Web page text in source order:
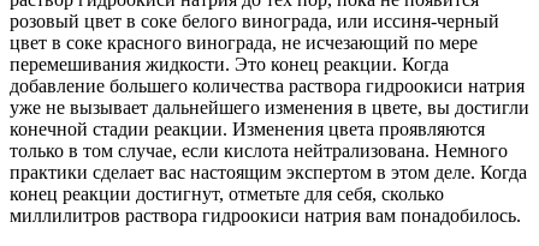
розовый цвет в соке белого винограда, или иссиня-черный
цвет в соке красного винограда, не исчезающий по мере
перемешивания жидкости. Это конец реакции. Когда
добавление большего количества раствора гидроокиси натрия
уже не вызывает дальнейшего изменения в цвете, вы достигли
конечной стадии реакции. Изменения цвета проявляются
только в том случае, если кислота нейтрализована. Немного
практики сделает вас настоящим экспертом в этом деле. Когда
конец реакции достигнут, отметьте для себя, сколько
миллилитров раствора гидроокиси натрия вам понадобилось.